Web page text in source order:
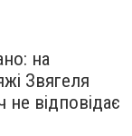
на
Звягеля
не відповідає